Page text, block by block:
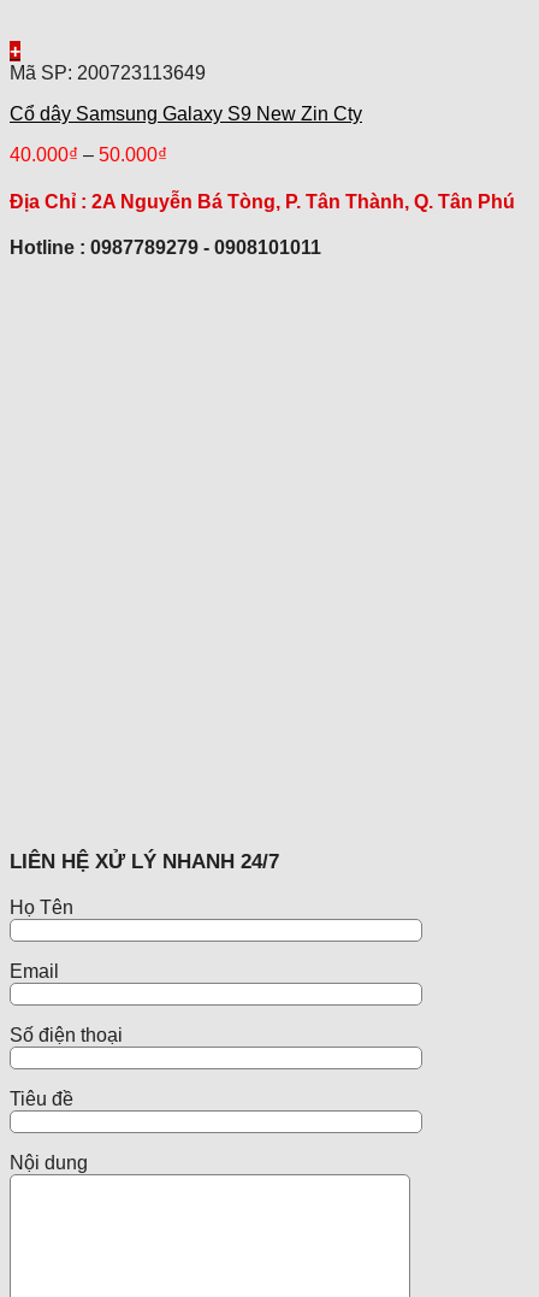
+
Mã SP: 200723113649
Cổ dây Samsung Galaxy S9 New Zin Cty
40.000₫ – 50.000₫
Địa Chỉ : 2A Nguyễn Bá Tòng, P. Tân Thành, Q. Tân Phú
Hotline : 0987789279 - 0908101011
LIÊN HỆ XỬ LÝ NHANH 24/7
Họ Tên
Email
Số điện thoại
Tiêu đề
Nội dung